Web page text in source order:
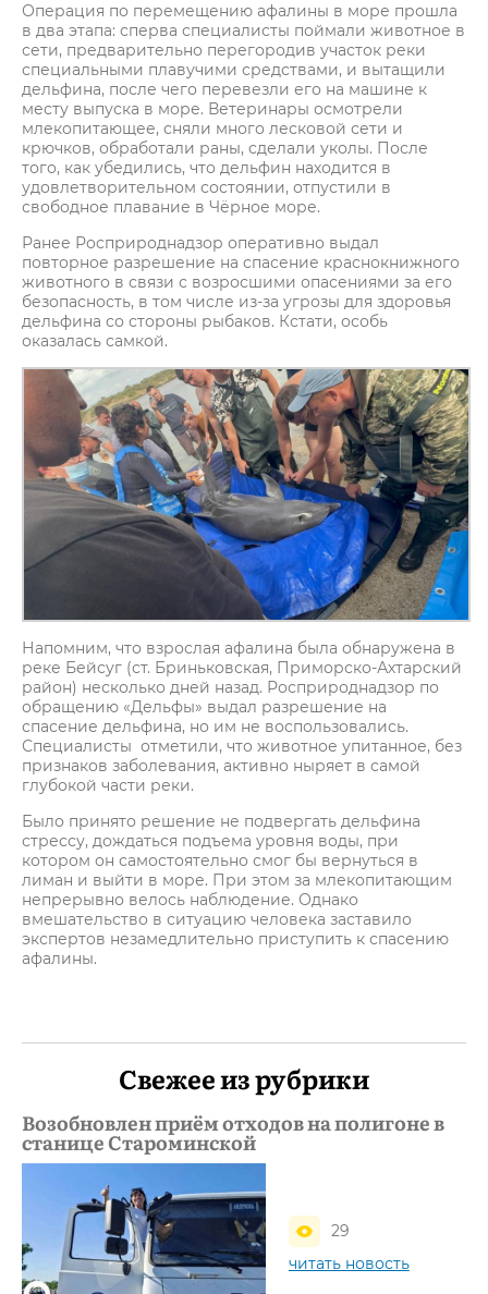
Операция по перемещению афалины в море прошла
в два этапа: сперва специалисты поймали животное в
сети, предварительно перегородив участок реки
специальными плавучими средствами, и вытащили
дельфина, после чего перевезли его на машине к
месту выпуска в море. Ветеринары осмотрели
млекопитающее, сняли много лесковой сети и
крючков, обработали раны, сделали уколы. После
того, как убедились, что дельфин находится в
удовлетворительном состоянии, отпустили в
свободное плавание в Чёрное море.
Ранее Росприроднадзор оперативно выдал
повторное разрешение на спасение краснокнижного
животного в связи с возросшими опасениями за его
безопасность, в том числе из-за угрозы для здоровья
дельфина со стороны рыбаков. Кстати, особь
оказалась самкой.
Напомним, что взрослая афалина была обнаружена в
реке Бейсуг (ст. Бриньковская, Приморско-Ахтарский
район) несколько дней назад. Росприроднадзор по
обращению «Дельфы» выдал разрешение на
спасение дельфина, но им не воспользовались.
Специалисты отметили, что животное упитанное, без
признаков заболевания, активно ныряет в самой
глубокой части реки.
Было принято решение не подвергать дельфина
стрессу, дождаться подъема уровня воды, при
котором он самостоятельно смог бы вернуться в
лиман и выйти в море. При этом за млекопитающим
непрерывно велось наблюдение. Однако
вмешательство в ситуацию человека заставило
экспертов незамедлительно приступить к спасению
афалины.
Свежее из рубрики
Возобновлен приём отходов на полигоне в
станице Староминской
29
читать новость